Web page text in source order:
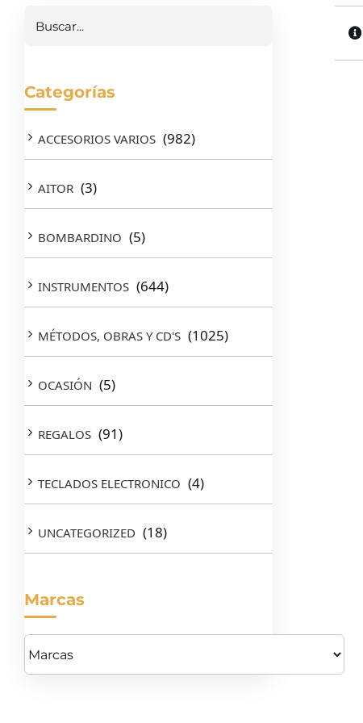
Categorías
ACCESORIOS VARIOS (982)
AITOR (3)
BOMBARDINO (5)
INSTRUMENTOS (644)
MÉTODOS, OBRAS Y CD'S (1025)
OCASIÓN (5)
REGALOS (91)
TECLADOS ELECTRONICO (4)
UNCATEGORIZED (18)
Marcas